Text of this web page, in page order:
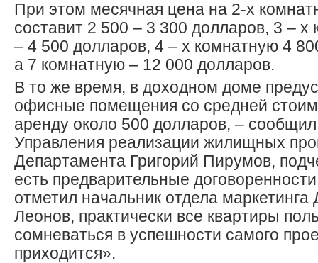
При этом месячная цена на 2-х
составит 2 500 – 3 300 долларов, 3 –
– 4 500 долларов, 4 – х комнатную 4
а 7 комнатную – 12 000 долларов.
В то же время, в доходном доме
офисные помещения со средней
аренду около 500 долларов, –
Управления реализации жилищных
Департамента Григорий Пирумов,
есть предварительные
отметил начальник отдела
Леонов, практически все квартиры
сомневаться в успешности самого
приходится».